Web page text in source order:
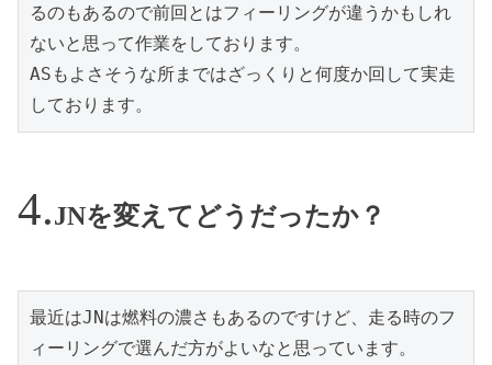
るのもあるので前回とはフィーリングが違うかもしれ
ないと思って作業をしております。
ASもよさそうな所まではざっくりと何度か回して実走
しております。
JNを変えてどうだったか？
最近はJNは燃料の濃さもあるのですけど、走る時のフ
ィーリングで選んだ方がよいなと思っています。